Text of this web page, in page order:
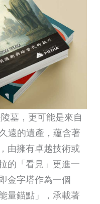
墓，更可能是來自
遠的遺產，蘊含著
由擁有卓越技術或
的「看見」更進一
金字塔作為一個
量錨點」，承載著